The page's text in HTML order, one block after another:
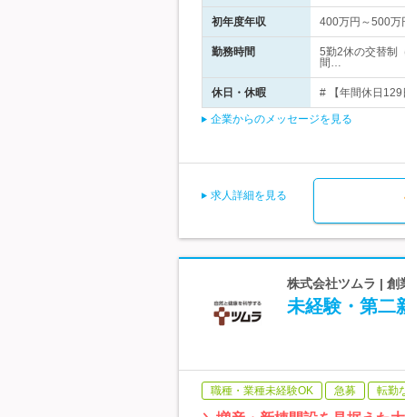
初年度年収 400万円～500万
勤務時間
5勤2休の交替制
間…
休日・休暇 # 【年間休日
企業からのメッセージを見る
求人詳細を見る
株式会社ツムラ |
未経験・第二
職種・業種未経験OK 急募 転勤